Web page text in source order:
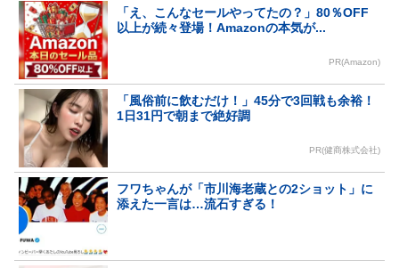
「え、こんなセールやってたの？」80％OFF
以上が続々登場！Amazonの本気が...
PR(Amazon)
「風俗前に飲むだけ！」45分で3回戦も余裕！
1日31円で朝まで絶好調
PR(健商株式会社)
フワちゃんが「市川海老蔵との2ショット」に
添えた一言は…流石すぎる！